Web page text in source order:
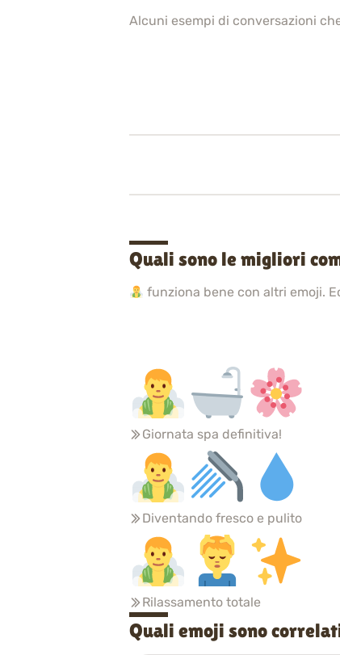
Alcuni esempi di conversazioni
Quali sono le migliori
funziona bene con altri emoji.
Giornata spa definitiva!
Diventando fresco e pulito
Rilassamento totale
Quali emoji sono